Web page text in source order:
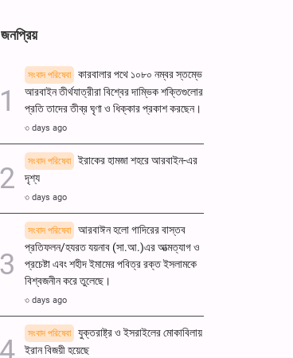
জনপ্রিয়
সংবাদ পরিষেবা
কারবালার পথে ১০৮০ নম্বর স্তম্ভে
আরবাইন তীর্থযাত্রীরা বিশ্বের দাম্ভিক শক্তিগুলোর
প্রতি তাদের তীব্র ঘৃণা ও ধিক্কার প্রকাশ করছেন।
৩ days ago
সংবাদ পরিষেবা
ইরাকের হামজা শহরে আরবাইন-এর
দৃশ্য
৩ days ago
সংবাদ পরিষেবা
আরবাঈন হলো গাদিরের বাস্তব
প্রতিফলন/হযরত যয়নাব (সা.আ.)এর আত্মত্যাগ ও
প্রচেষ্টা এবং শহীদ ইমামের পবিত্র রক্ত ​​ইসলামকে
বিশ্বজনীন করে তুলেছে।
৩ days ago
সংবাদ পরিষেবা
যুক্তরাষ্ট্র ও ইসরাইলের মোকাবিলায়
ইরান বিজয়ী হয়েছে